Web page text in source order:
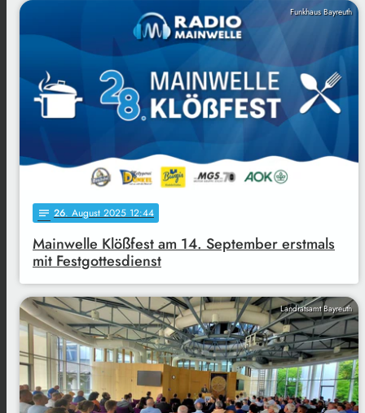
Funkhaus Bayreuth
notes 26. August 2025 12:44
Mainwelle Klößfest am 14. September erstmals
mit Festgottesdienst
Landratsamt Bayreuth